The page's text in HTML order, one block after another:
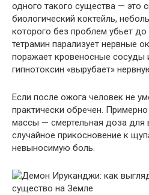
одного такого существа — это
биологический коктейль,
которого без проблем убьет
тетрамин парализует нервные
поражает кровеносные сосуды
гипнотоксин «вырубает»
Если после ожога человек не
практически обречен.
массы — смертельная доза для
случайное прикосновение к
невыносимую боль.